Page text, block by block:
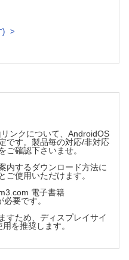
の家族の看護
)
ンクについて、AndroidOS
です。製品毎の対応/非対応
ご確認下さいませ。
内するダウンロード方法に
ご使用いただけます。
電子書籍
要です。
すため、ディスプレイサイ
を推奨します。